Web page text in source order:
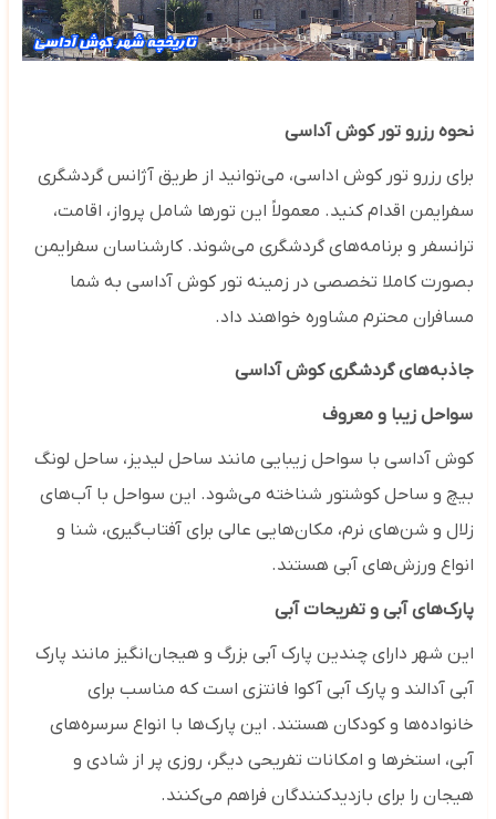
نحوه رزرو تور کوش آداسی
برای رزرو تور کوش اداسی، می‌توانید از طریق آژانس‌ گردشگری
سفرایمن اقدام کنید. معمولاً این تورها شامل پرواز، اقامت،
ترانسفر و برنامه‌های گردشگری می‌شوند. کارشناسان سفرایمن
بصورت کاملا تخصصی در زمینه تور کوش آداسی به شما
مسافران محترم مشاوره خواهند داد.
جاذبه‌های گردشگری کوش آداسی
سواحل زیبا و معروف
کوش آداسی با سواحل زیبایی مانند ساحل لیدیز، ساحل لونگ
بیچ و ساحل کوشتور شناخته می‌شود. این سواحل با آب‌های
زلال و شن‌های نرم، مکان‌هایی عالی برای آفتاب‌گیری، شنا و
انواع ورزش‌های آبی هستند.
پارک‌های آبی و تفریحات آبی
این شهر دارای چندین پارک آبی بزرگ و هیجان‌انگیز مانند پارک
آبی آدالند و پارک آبی آکوا فانتزی است که مناسب برای
خانواده‌ها و کودکان هستند. این پارک‌ها با انواع سرسره‌های
آبی، استخرها و امکانات تفریحی دیگر، روزی پر از شادی و
هیجان را برای بازدیدکنندگان فراهم می‌کنند.